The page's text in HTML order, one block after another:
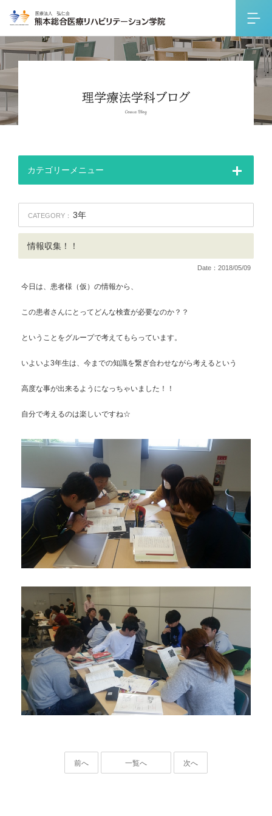
カテゴリーメニュー
CATEGORY： 3年
情報収集！！
Date：2018/05/09
今日は、患者様（仮）の情報から、
この患者さんにとってどんな検査が必要なのか？？
ということをグループで考えてもらっています。
いよいよ3年生は、今までの知識を繋ぎ合わせながら考えるという
高度な事が出来るようになっちゃいました！！
自分で考えるのは楽しいですね☆
前へ 一覧へ 次へ